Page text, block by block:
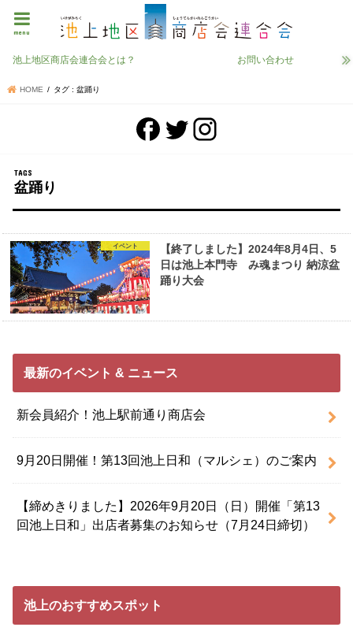
menu
池上地区商店会連合会とは？ お問い合わせ
HOME タグ : 盆踊り
盆踊り
イベント
【終了しました】2024年8月4日、5
日は池上本門寺 み魂まつり 納涼盆
踊り大会
最新のイベント & ニュース
新会員紹介！池上駅前通り商店会
9月20日開催！第13回池上日和（マルシェ）のご案内
【締めきりました】2026年9月20日（日）開催「第13
回池上日和」出店者募集のお知らせ（7月24日締切）
池上のおすすめスポット